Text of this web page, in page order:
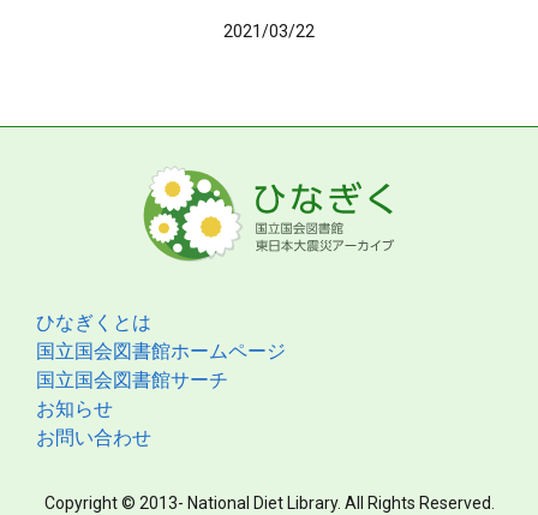
2021/03/22
ひなぎくとは
国立国会図書館ホームページ
国立国会図書館サーチ
お知らせ
お問い合わせ
Copyright © 2013- National Diet Library. All Rights Reserved.